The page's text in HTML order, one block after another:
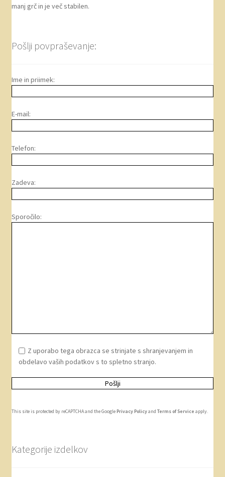
manj grč in je več stabilen.
Pošlji povpraševanje:
Ime in priimek:
E-mail:
Telefon:
Zadeva:
Sporočilo:
Z uporabo tega obrazca se strinjate s shranjevanjem in
obdelavo vaših podatkov s to spletno stranjo.
This site is protected by reCAPTCHA and the GooglePrivacy Policyand Terms of Service apply.
Kategorije izdelkov